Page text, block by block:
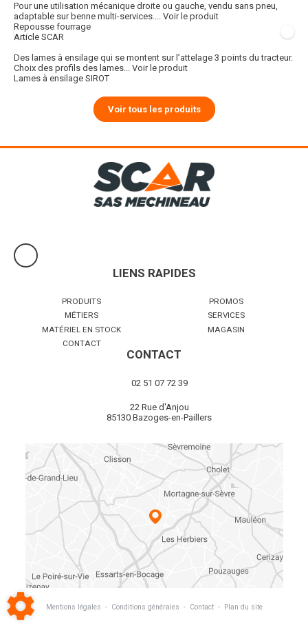
Pour une utilisation mécanique droite ou gauche, vendu sans pneu,
adaptable sur benne multi-services.... Voir le produit
Repousse fourrage
Article SCAR
Des lames à ensilage qui se montent sur l’attelage 3 points du tracteur.
Choix des profils des lames... Voir le produit
Lames à ensilage SIROT
Voir tous les produits
LIENS RAPIDES
PRODUITS
PROMOS
MÉTIERS
SERVICES
MATÉRIEL EN STOCK
MAGASIN
CONTACT
CONTACT
02 51 07 72 39
22 Rue d'Anjou
85130 Bazoges-en-Paillers
Mentions légales - Conditions générales - Contact - Plan du site